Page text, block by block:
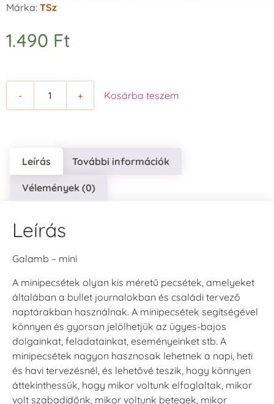
Márka: TSz
1.490 Ft
- + Kosárba teszem
Leírás További információk
Vélemények (0)
Leírás
Galamb – mini
A minipecsétek olyan kis méretű pecsétek, amelyeket
általában a bullet journalokban és családi tervező
naptárakban használnak. A minipecsétek segítségével
könnyen és gyorsan jelölhetjük az ügyes-bajos
dolgainkat, feladatainkat, eseményeinket stb. A
minipecsétek nagyon hasznosak lehetnek a napi, heti
és havi tervezésnél, és lehetővé teszik, hogy könnyen
áttekinthessük, hogy mikor voltunk elfoglaltak, mikor
volt szabadidőnk, mikor voltunk betegek, mikor